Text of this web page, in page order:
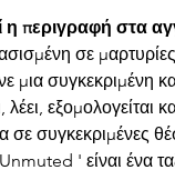
περιγραφή στα
μια συγκεκριμένη
εξομολογείται
συγκεκριμένες
' είναι ένα